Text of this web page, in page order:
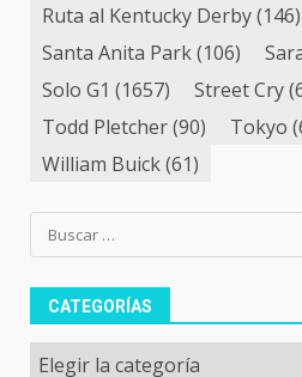
Ruta al Kentucky Derby(146)
Santa Anita Park(106)
Solo G1 (1657) Street Cry
Todd Pletcher(90) Tokyo
William Buick(61)
Buscar:
CATEGORÍAS
Categorías